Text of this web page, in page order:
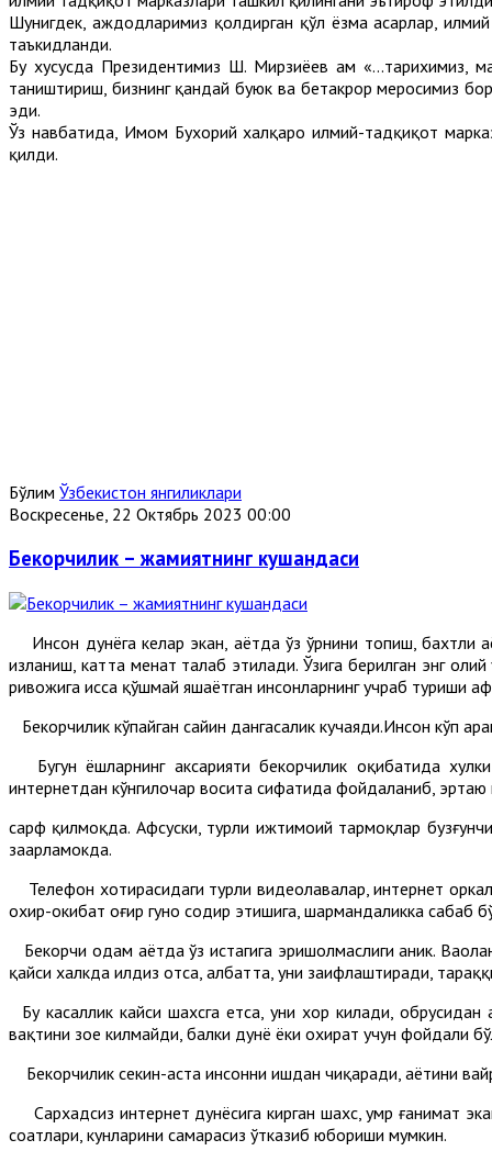
Шунигдек, аждодларимиз қолдирган қўл ёзма асарлар,
таъкидланди.
Бу хусусда Президентимиз Ш. Мирзиёев ҳам «...тарихимиз,
таништириш, бизнинг қандай буюк ва бетакрор меросимиз
эди.
Ўз навбатида, Имом Бухорий халқаро илмий-тадқиқот
қилди.
Бўлим Ўзбекистон янгиликлари
Воскресенье, 22 Октябрь 2023 00:00
Бекорчилик – жамиятнинг кушандаси
Инсон дунёга келар экан, ҳаётда ўз ўрнини топиш, бахтли
изланиш, катта меҳнат талаб этилади. Ўзига берилган энг
ривожига ҳисса қўшмай яшаётган инсонларнинг учраб туриши
Бекорчилик кўпайган сайин дангасалик кучаяди.Инсон кўп
Бугун ёшларнинг аксарияти бекорчилик оқибатида
интернетдан кўнгилочар восита сифатида фойдаланиб, эртаю
сарф қилмоқда. Афсуски, турли ижтимоий тармоқлар
заҳарламокда.
Телефон хотирасидаги турли видеолавҳалар, интернет
охир-окибат оғир гуноҳ содир этишига, шармандаликка сабаб
Бекорчи одам ҳаётда ўз истагига эришолмаслиги аник.
қайси халкда илдиз отса, албатта, уни заифлаштиради,
Бу касаллик кайси шахсга етса, уни хор килади,
вақтини зое килмайди, балки дунë ëки охират учун фойдали
Бекорчилик секин-аста инсонни ишдан чиқаради, ҳаётини
Сархадсиз интернет дунёсига кирган шахс, умр ғанимат
соатлари, кунларини самарасиз ўтказиб юбориши мумкин.